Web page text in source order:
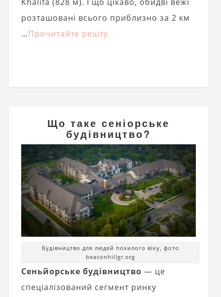
розташовані всього приблизно за 2 км
…Прочитайте решту
Що таке сеніорське
будівництво?
Будівництво для людей похилого віку, фото
beaconhillgr.org
Сеньйорське будівництво — це
спеціалізований сегмент ринку